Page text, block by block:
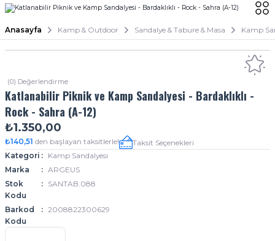
Anasayfa Kamp & Outdoor Sandalye & Tabure & Masa Kamp
(0) Değerlendirme
Katlanabilir Piknik ve Kamp Sandalyesi - Bardaklıklı -
Rock - Sahra (A-12)
₺1.350,00
₺140,51 den başlayan taksitlerle!
Taksit Seçenekleri
Kategori
Kamp Sandalyesi
Marka
ARGEUS
Stok
Kodu
SANTAB.088
Barkod
Kodu
2008822300629